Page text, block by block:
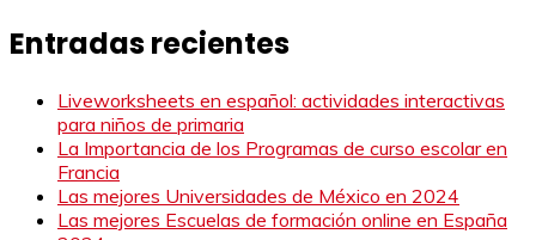
Entradas recientes
Liveworksheets en español: actividades interactivas
para niños de primaria
La Importancia de los Programas de curso escolar en
Francia
Las mejores Universidades de México en 2024
Las mejores Escuelas de formación online en España